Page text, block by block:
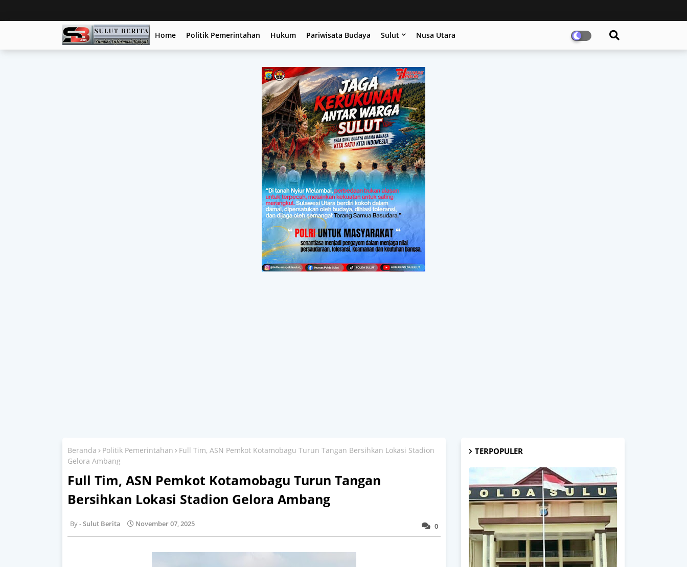
Home Politik Pemerintahan Hukum Pariwisata Budaya Sulut Nusa Utara
Beranda Politik Pemerintahan
Full Tim, ASN Pemkot Kotamobagu Turun Tangan Bersihkan Lokasi Stadion
Gelora Ambang
Full Tim, ASN Pemkot Kotamobagu Turun Tangan
Bersihkan Lokasi Stadion Gelora Ambang
0
Sulut Berita November 07, 2025
TERPOPULER